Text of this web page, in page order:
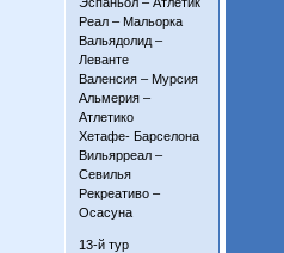
Реал – Мальорка
Вальядолид –
Леванте
Валенсия – Мурсия
Альмерия –
Атлетико
Хетафе- Барселона
Вильярреал –
Севилья
Рекреативо –
Осасуна
13-й тур